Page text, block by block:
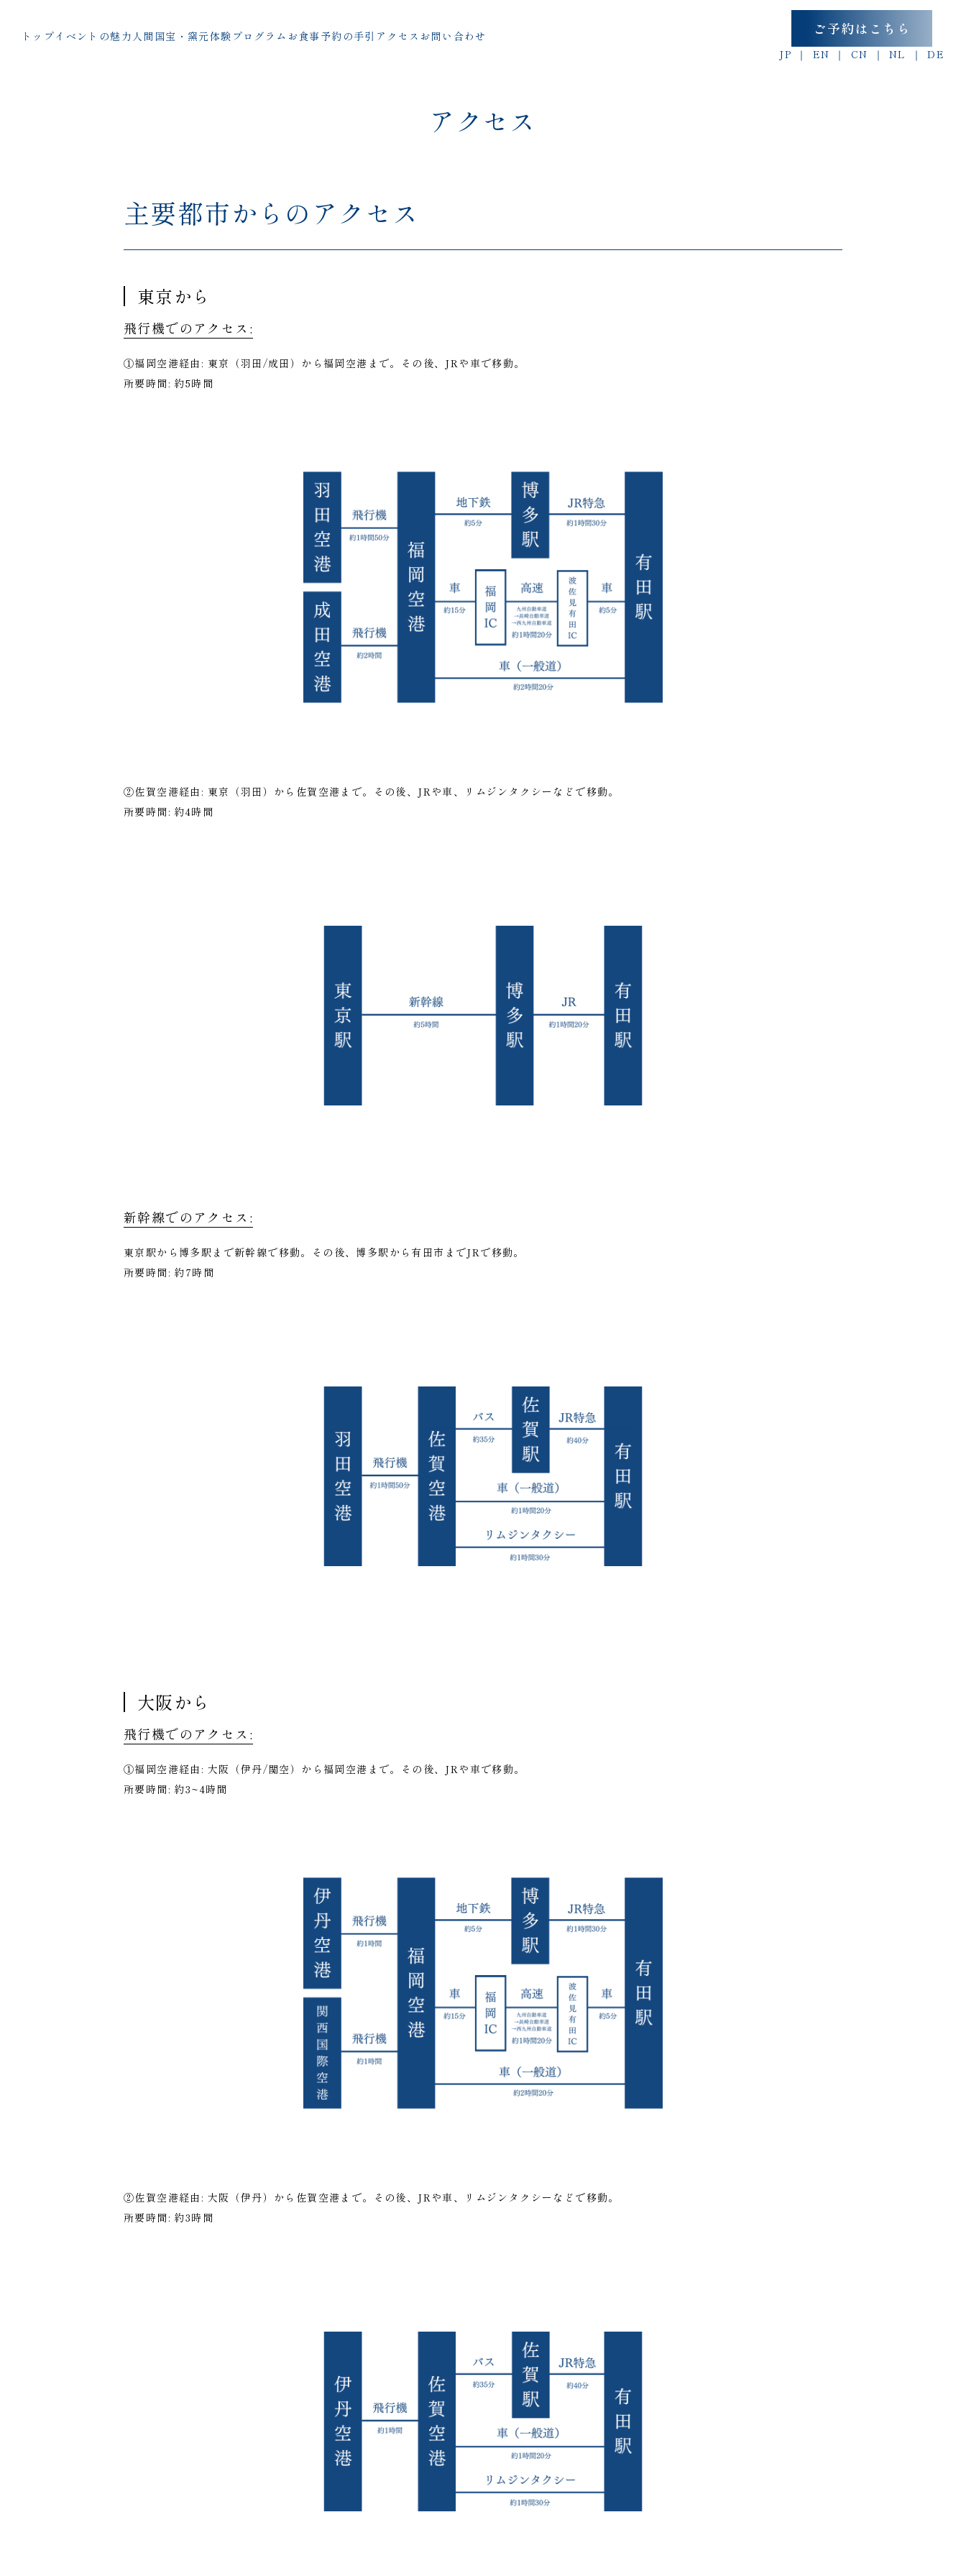
トップイベントの魅力 人間国宝・窯元体験プログラム お食事予約の手引 アクセス お問い合わせ ご予約はこちら
DE
EN
JP NL
CN
アクセス
主要都市からのアクセス
東京から
飛行機でのアクセス:
①福岡空港経由: 東京（羽田/成田）から福岡空港まで。その後、JRや車で移動。
所要時間: 約5時間
②佐賀空港経由: 東京（羽田）から佐賀空港まで。その後、JRや車、リムジンタクシーなどで移動。
所要時間: 約4時間
新幹線でのアクセス:
東京駅から博多駅まで新幹線で移動。その後、博多駅から有田市までJRで移動。
所要時間: 約7時間
大阪から
飛行機でのアクセス:
①福岡空港経由: 大阪（伊丹/関空）から福岡空港まで。その後、JRや車で移動。
所要時間: 約3~4時間
②佐賀空港経由: 大阪（伊丹）から佐賀空港まで。その後、JRや車、リムジンタクシーなどで移動。
所要時間: 約3時間